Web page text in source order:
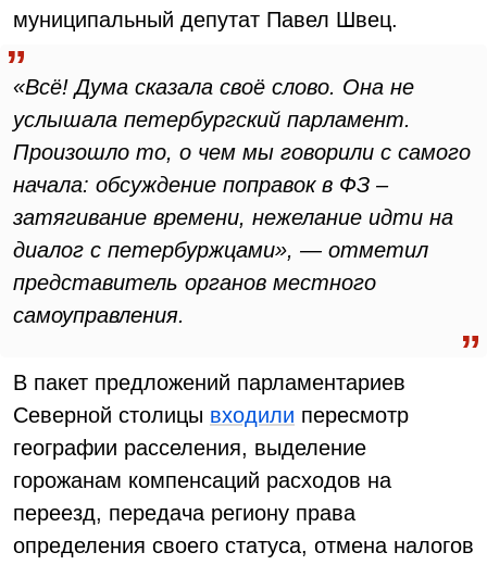
муниципальный депутат Павел Швец.
«Всë! Дума сказала своё слово. Она не
услышала петербургский парламент.
Произошло то, о чем мы говорили с самого
начала: обсуждение поправок в ФЗ –
затягивание времени, нежелание идти на
диалог с петербуржцами», — отметил
представитель органов местного
самоуправления.
В пакет предложений парламентариев
Северной столицы входили пересмотр
географии расселения, выделение
горожанам компенсаций расходов на
переезд, передача региону права
определения своего статуса, отмена налогов